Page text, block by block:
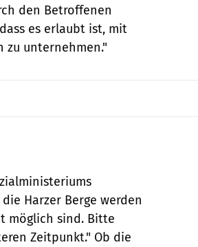
den Betroffenen
es erlaubt ist, mit
zu unternehmen."
Harzer Berge werden
möglich sind. Bitte
Zeitpunkt." Ob die